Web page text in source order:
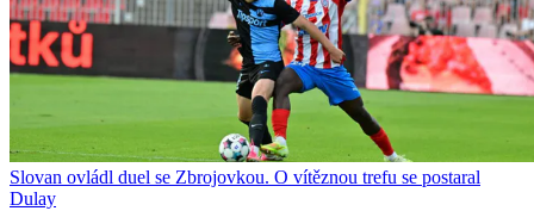
Slovan ovládl duel se Zbrojovkou. O vítěznou trefu se postaral
Dulay